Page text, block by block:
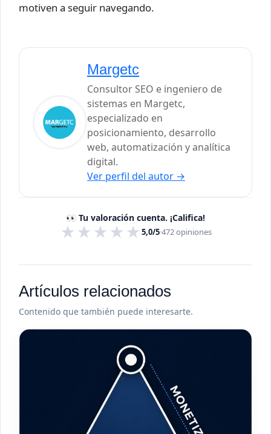
motiven a seguir navegando.
Margetc
Consultor SEO e ingeniero de
sistemas en Margetc,
especializado en
posicionamiento, desarrollo
web, automatización y analítica
digital.
Ver perfil del autor →
👀 Tu valoración cuenta. ¡Califica!
★
★
★
★
★ 5,0/5·472opiniones
Artículos relacionados
Contenido que también puede interesarte.